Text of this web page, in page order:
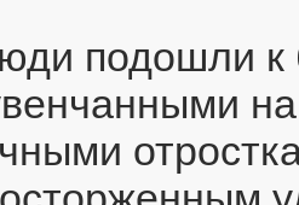
подошли к